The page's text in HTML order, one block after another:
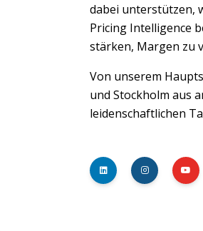
dabei unterstützen,
Pricing Intelligence
stärken, Margen zu
Von unserem
und Stockholm aus
leidenschaftlichen